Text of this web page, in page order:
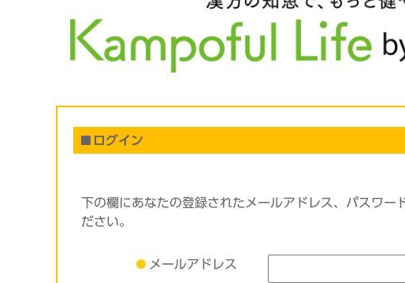
ログイン
下の欄にあなたの登録されたメールアドレス、パスワー
ださい。
メールアドレス